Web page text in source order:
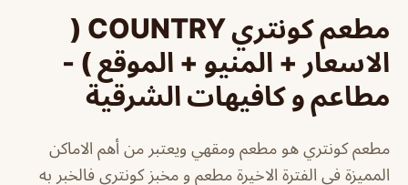
مطعم كونتري COUNTRY (
الاسعار + المنيو + الموقع ) -
مطاعم و كافيهات الشرقية
مطعم كونتري هو مطعم ومقهي ويعتبر من أهم الاماكن
المميزة في الفترة الاخيرة مطعم و مخبز كونتري فالخبر به